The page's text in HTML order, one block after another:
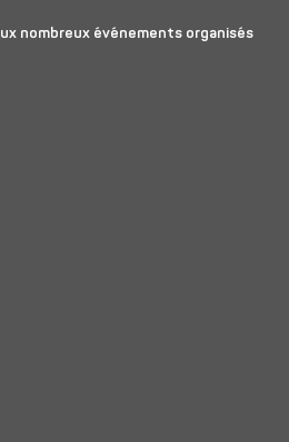
nombreux événements organisés